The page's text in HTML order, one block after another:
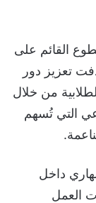
القائم على
تعزيز دور
من خلال
التي تُسهم
داخل
العمل